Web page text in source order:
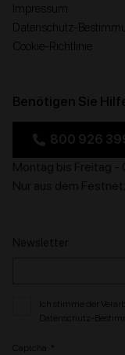
Impressum
Datenschutz-
Cookie-Richtlinie
Benötigen Sie
800 926
Ich stimme der
Datenschutz-
Captcha: *